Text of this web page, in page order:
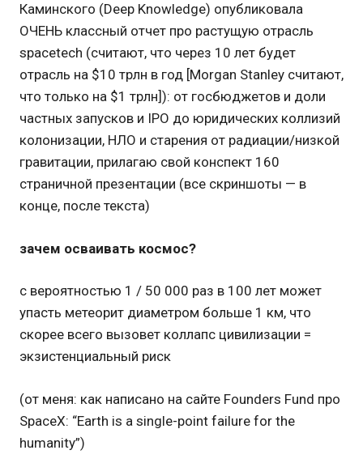
Каминского (Deep Knowledge) опубликовала
ОЧЕНЬ классный отчет про растущую отрасль
spacetech (считают, что через 10 лет будет
отрасль на $10 трлн в год [Morgan Stanley считают,
что только на $1 трлн]): от госбюджетов и доли
частных запусков и IPO до юридических коллизий
колонизации, НЛО и старения от радиации/низкой
гравитации, прилагаю свой конспект 160
страничной презентации (все скриншоты — в
конце, после текста)
зачем осваивать космос?
с вероятностью 1 / 50 000 раз в 100 лет может
упасть метеорит диаметром больше 1 км, что
скорее всего вызовет коллапс цивилизации =
экзистенциальный риск
(от меня: как написано на сайте Founders Fund про
SpaceX: “Earth is a single-point failure for the
humanity”)